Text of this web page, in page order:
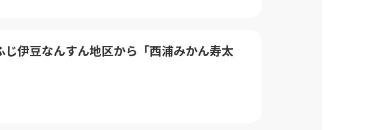
伊豆なんすん地区から「西浦みかん寿太